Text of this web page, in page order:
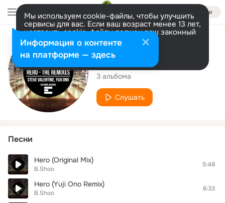
Войти
Мы используем cookie-файлы, чтобы улучшить
сервисы для вас. Если ваш возраст менее 13 лет,
настроить cookie-файлы должен ваш законный
представитель. Больше информации
Разрешить все Настроить
Исполнитель
B.Shoo
3 альбома
Слушать
Песни
Hero (Original Mix)
B.Shoo
5:48
Hero (Yuji Ono Remix)
B.Shoo
6:33
Информация о контенте
на платформе — здесь